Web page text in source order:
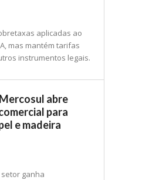
aplicadas ao
mas mantém tarifas
instrumentos legais.
abre
para
e madeira
setor ganha